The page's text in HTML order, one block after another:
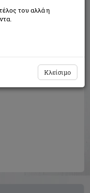
από τον
του αλλά η
Κλείσιμο